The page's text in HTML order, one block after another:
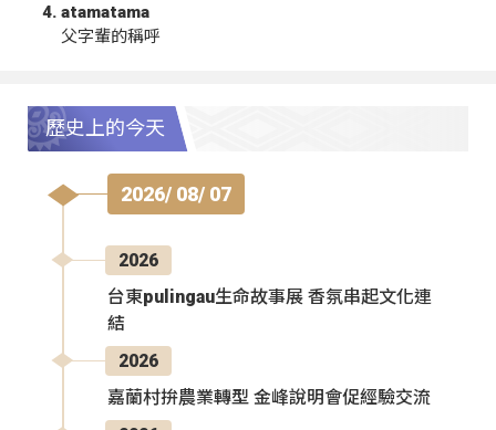
atamatama
父字輩的稱呼
歷史上的今天
2026/ 08/ 07
2026
台東pulingau生命故事展 香氛串起文化連
結
2026
嘉蘭村拚農業轉型 金峰說明會促經驗交流